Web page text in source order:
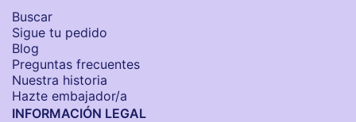
Buscar
Sigue tu pedido
Blog
Preguntas frecuentes
Nuestra historia
Hazte embajador/a
INFORMACIÓN LEGAL